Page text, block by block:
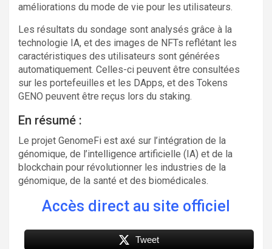
améliorations du mode de vie pour les utilisateurs.
Les résultats du sondage sont analysés grâce à la
technologie IA, et des images de NFTs reflétant les
caractéristiques des utilisateurs sont générées
automatiquement. Celles-ci peuvent être consultées
sur les portefeuilles et les DApps, et des Tokens
GENO peuvent être reçus lors du staking.
En résumé :
Le projet GenomeFi est axé sur l’intégration de la
génomique, de l’intelligence artificielle (IA) et de la
blockchain pour révolutionner les industries de la
génomique, de la santé et des biomédicales.
Accès direct au site officiel
Tweet